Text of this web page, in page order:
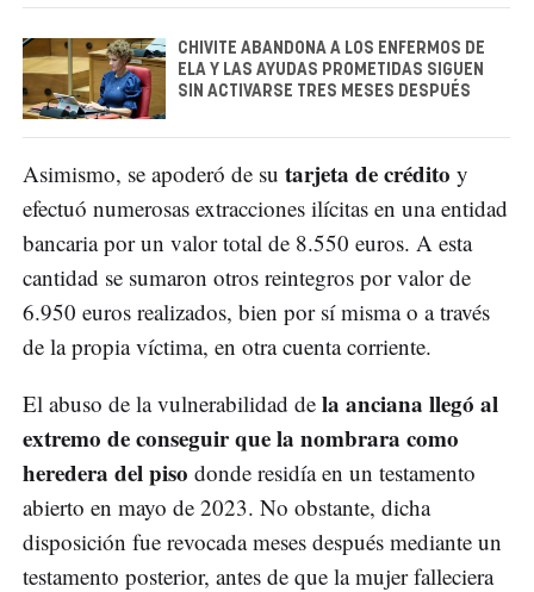
CHIVITE ABANDONA A LOS ENFERMOS DE
ELA Y LAS AYUDAS PROMETIDAS SIGUEN
SIN ACTIVARSE TRES MESES DESPUÉS
Asimismo, se apoderó de su tarjeta de crédito y
efectuó numerosas extracciones ilícitas en una entidad
bancaria por un valor total de 8.550 euros. A esta
cantidad se sumaron otros reintegros por valor de
6.950 euros realizados, bien por sí misma o a través
de la propia víctima, en otra cuenta corriente.
El abuso de la vulnerabilidad de la anciana llegó al
extremo de conseguir que la nombrara como
heredera del piso donde residía en un testamento
abierto en mayo de 2023. No obstante, dicha
disposición fue revocada meses después mediante un
testamento posterior, antes de que la mujer falleciera